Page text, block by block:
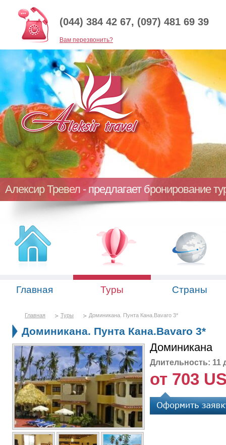
(044) 384 42 67, (097) 481 69 39
Baм перезвонить?
Алексир Тревел - предлагает бронирование
Главная Туры Страны
Главная Туры Доминикана. Пунта Кана.Bavaro 3*
Доминикана. Пунта Кана.Bavaro 3*
Доминикана
Длительность: 11
от 703